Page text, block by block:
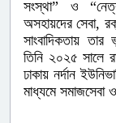
সংস্থা” ও
অসহায়দের সেবা,
সাংবাদিকতায়
তিনি ২০২৫ সালে
ঢাকায় নর্দান
মাধ্যমে সমাজসেবা ও